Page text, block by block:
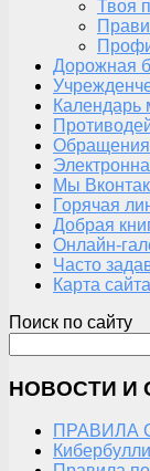
Твоя
Дорожная
Календарь
Обращения
Мы
Горячая
Добрая
Онлайн-
Часто
Карта сайта
Поиск по сайту
НОВОСТИ И
ПРАВИЛА